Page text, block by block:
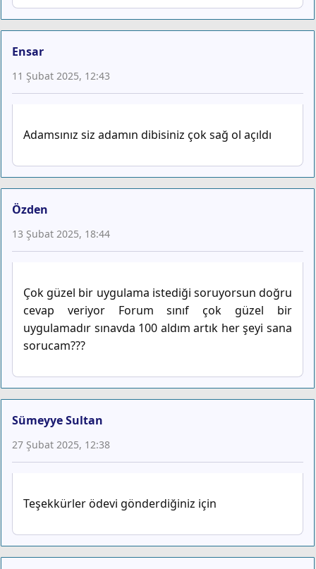
Ensar
11 Şubat 2025, 12:43
Adamsınız siz adamın dibisiniz çok sağ ol açıldı
Özden
13 Şubat 2025, 18:44
Çok güzel bir uygulama istediği soruyorsun doğru
cevap veriyor Forum sınıf çok güzel bir
uygulamadır sınavda 100 aldım artık her şeyi sana
sorucam???
Sümeyye Sultan
27 Şubat 2025, 12:38
Teşekkürler ödevi gönderdiğiniz için